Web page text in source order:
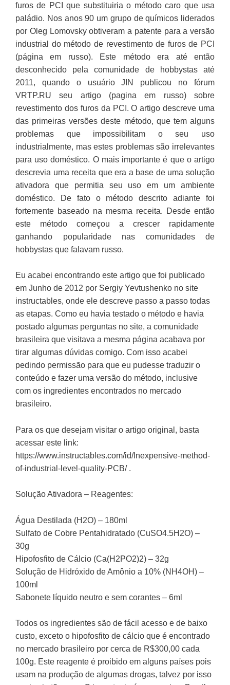
furos de PCI que substituiria o método caro que usa
paládio. Nos anos 90 um grupo de químicos liderados
por Oleg Lomovsky obtiveram a patente para a versão
industrial do método de revestimento de furos de PCI
(página em russo). Este método era até então
desconhecido pela comunidade de hobbystas até
2011, quando o usuário JIN publicou no fórum
VRTP.RU seu artigo (pagina em russo) sobre
revestimento dos furos da PCI. O artigo descreve uma
das primeiras versões deste método, que tem alguns
problemas que impossibilitam o seu uso
industrialmente, mas estes problemas são irrelevantes
para uso doméstico. O mais importante é que o artigo
descrevia uma receita que era a base de uma solução
ativadora que permitia seu uso em um ambiente
doméstico. De fato o método descrito adiante foi
fortemente baseado na mesma receita. Desde então
este método começou a crescer rapidamente
ganhando popularidade nas comunidades de
hobbystas que falavam russo.
Eu acabei encontrando este artigo que foi publicado
em Junho de 2012 por Sergiy Yevtushenko no site
instructables, onde ele descreve passo a passo todas
as etapas. Como eu havia testado o método e havia
postado algumas perguntas no site, a comunidade
brasileira que visitava a mesma página acabava por
tirar algumas dúvidas comigo. Com isso acabei
pedindo permissão para que eu pudesse traduzir o
conteúdo e fazer uma versão do método, inclusive
com os ingredientes encontrados no mercado
brasileiro.
Para os que desejam visitar o artigo original, basta
acessar este link:
https://www.instructables.com/id/Inexpensive-method-
of-industrial-level-quality-PCB/ .
Solução Ativadora – Reagentes:
Água Destilada (H2O) – 180ml
Sulfato de Cobre Pentahidratado (CuSO4.5H2O) –
30g
Hipofosfito de Cálcio (Ca(H2PO2)2) – 32g
Solução de Hidróxido de Amônio a 10% (NH4OH) –
100ml
Sabonete líquido neutro e sem corantes – 6ml
Todos os ingredientes são de fácil acesso e de baixo
custo, exceto o hipofosfito de cálcio que é encontrado
no mercado brasileiro por cerca de R$300,00 cada
100g. Este reagente é proibido em alguns países pois
usam na produção de algumas drogas, talvez por isso